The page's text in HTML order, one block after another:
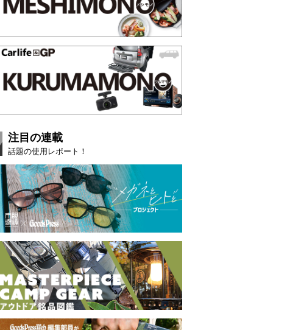
注目の連載
話題の使用レポート！